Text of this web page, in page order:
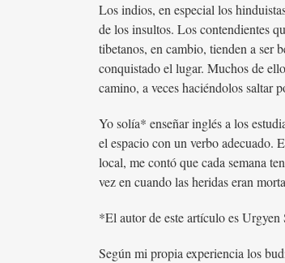
Los indios, en especial los
de los insultos. Los contendientes
tibetanos, en cambio, tienden a ser
conquistado el lugar. Muchos de
camino, a veces haciéndolos saltar
Yo solía* enseñar inglés a los
el espacio con un verbo adecuado.
local, me contó que cada semana
vez en cuando las heridas eran
*El autor de este artículo es
Según mi propia experiencia los